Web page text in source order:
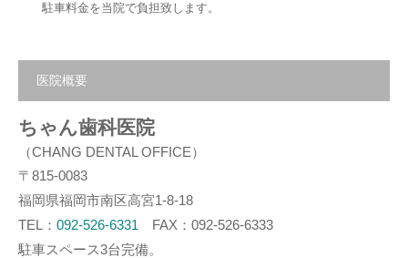
駐車料金を当院で負担致します。
医院概要
ちゃん歯科医院
（CHANG DENTAL OFFICE）
〒815-0083
福岡県福岡市南区高宮1-8-18
TEL： 092-526-6331 FAX：092-526-6333
駐車スペース3台完備。